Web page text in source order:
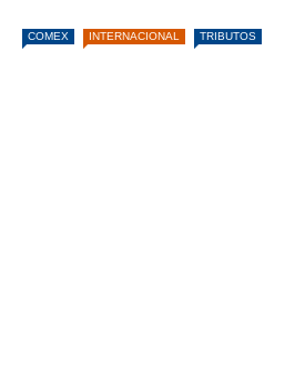
COMEX INTERNACIONAL TRIBUTOS